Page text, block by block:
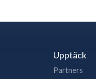
Upptäck
Partners